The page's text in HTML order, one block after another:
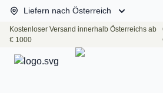
Liefern nach Österreich
Kostenloser Versand innerhalb Österreichs ab
€ 1000